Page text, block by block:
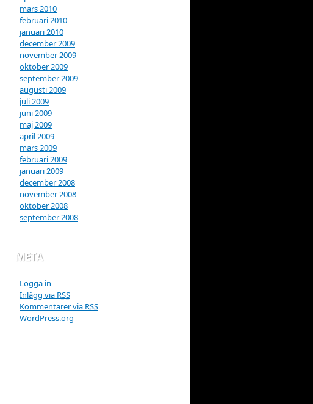
mars 2010
februari 2010
januari 2010
december 2009
november 2009
oktober 2009
september 2009
augusti 2009
juli 2009
juni 2009
maj 2009
april 2009
mars 2009
februari 2009
januari 2009
december 2008
november 2008
oktober 2008
september 2008
META
Logga in
Inlägg via RSS
Kommentarer via RSS
WordPress.org